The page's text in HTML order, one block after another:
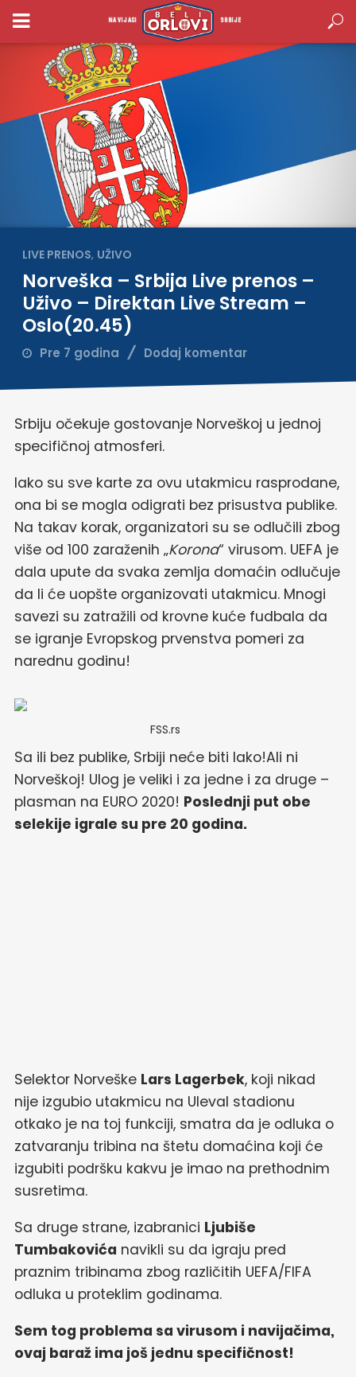
NAVIJACI SRBIJE
LIVE PRENOS, UŽIVO
Norveška – Srbija Live prenos –
Uživo – Direktan Live Stream –
Oslo(20.45)
Pre 7 godina Dodaj komentar
Srbiju očekuje gostovanje Norveškoj u jednoj
specifičnoj atmosferi.
Iako su sve karte za ovu utakmicu rasprodane,
ona bi se mogla odigrati bez prisustva publike.
Na takav korak, organizatori su se odlučili zbog
više od 100 zaraženih „Korona“ virusom. UEFA je
dala upute da svaka zemlja domaćin odlučuje
da li će uopšte organizovati utakmicu. Mnogi
savezi su zatražili od krovne kuće fudbala da
se igranje Evropskog prvenstva pomeri za
narednu godinu!
FSS.rs
Sa ili bez publike, Srbiji neće biti lako!Ali ni
Norveškoj! Ulog je veliki i za jedne i za druge –
plasman na EURO 2020! Poslednji put obe
selekije igrale su pre 20 godina.
Selektor Norveške Lars Lagerbek, koji nikad
nije izgubio utakmicu na Uleval stadionu
otkako je na toj funkciji, smatra da je odluka o
zatvaranju tribina na štetu domaćina koji će
izgubiti podršku kakvu je imao na prethodnim
susretima.
Sa druge strane, izabranici Ljubiše
Tumbakovića navikli su da igraju pred
praznim tribinama zbog različitih UEFA/FIFA
odluka u proteklim godinama.
Sem tog problema sa virusom i navijačima,
ovaj baraž ima još jednu specifičnost!